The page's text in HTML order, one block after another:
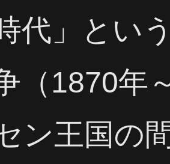
代」とい
（1870年
ン王国の